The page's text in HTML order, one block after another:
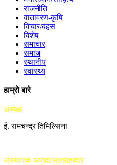
राजनीति
वातावरण-कृषि
विचार/बहस
विशेष
समाचार
समाज
स्थानीय
स्वास्थ्य
हाम्रो बारे
अध्यक्ष
ई. रामचन्द्र तिमिल्सिना
संस्थापक अध्यक्ष/सल्लाहकार